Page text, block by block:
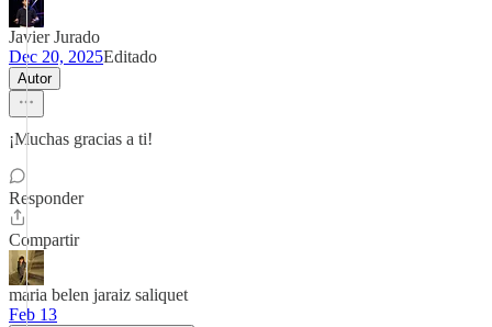
Javier Jurado
Dec 20, 2025Editado
Autor
¡Muchas gracias a ti!
Responder
Compartir
maria belen jaraiz saliquet
Feb 13